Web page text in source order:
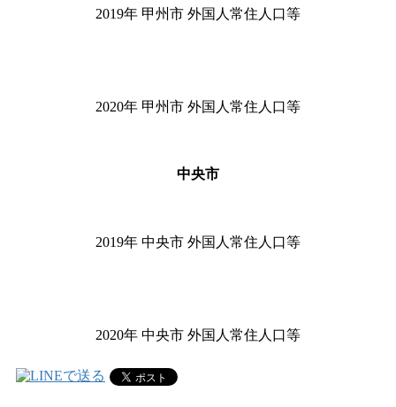
2019年 甲州市 外国人常住人口等
2020年 甲州市 外国人常住人口等
中央市
2019年 中央市 外国人常住人口等
2020年 中央市 外国人常住人口等